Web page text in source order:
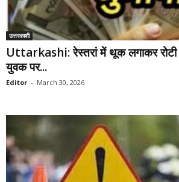
उत्तरकाशी
Uttarkashi: रेस्तरां में थूक लगाकर रोटी
युवक पर...
Editor - March 30, 2026